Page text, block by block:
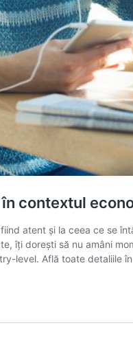
contextul
atent și la ceea ce se
îți dorești să nu amâni
level. Află toate detaliile